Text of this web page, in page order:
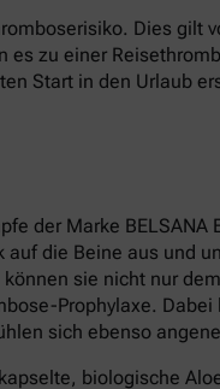
Dies gilt
zu einer
Start in den Urlaub
der Marke
die Beine aus und
sie nicht nur
Prophylaxe.
sich ebenso
biologische